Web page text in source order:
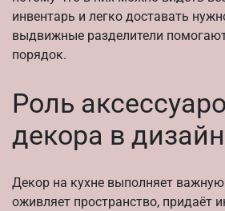
инвентарь и легко доставать
выдвижные разделители
порядок.
Роль
декора в
Декор на кухне выполняет
оживляет пространство, придаёт